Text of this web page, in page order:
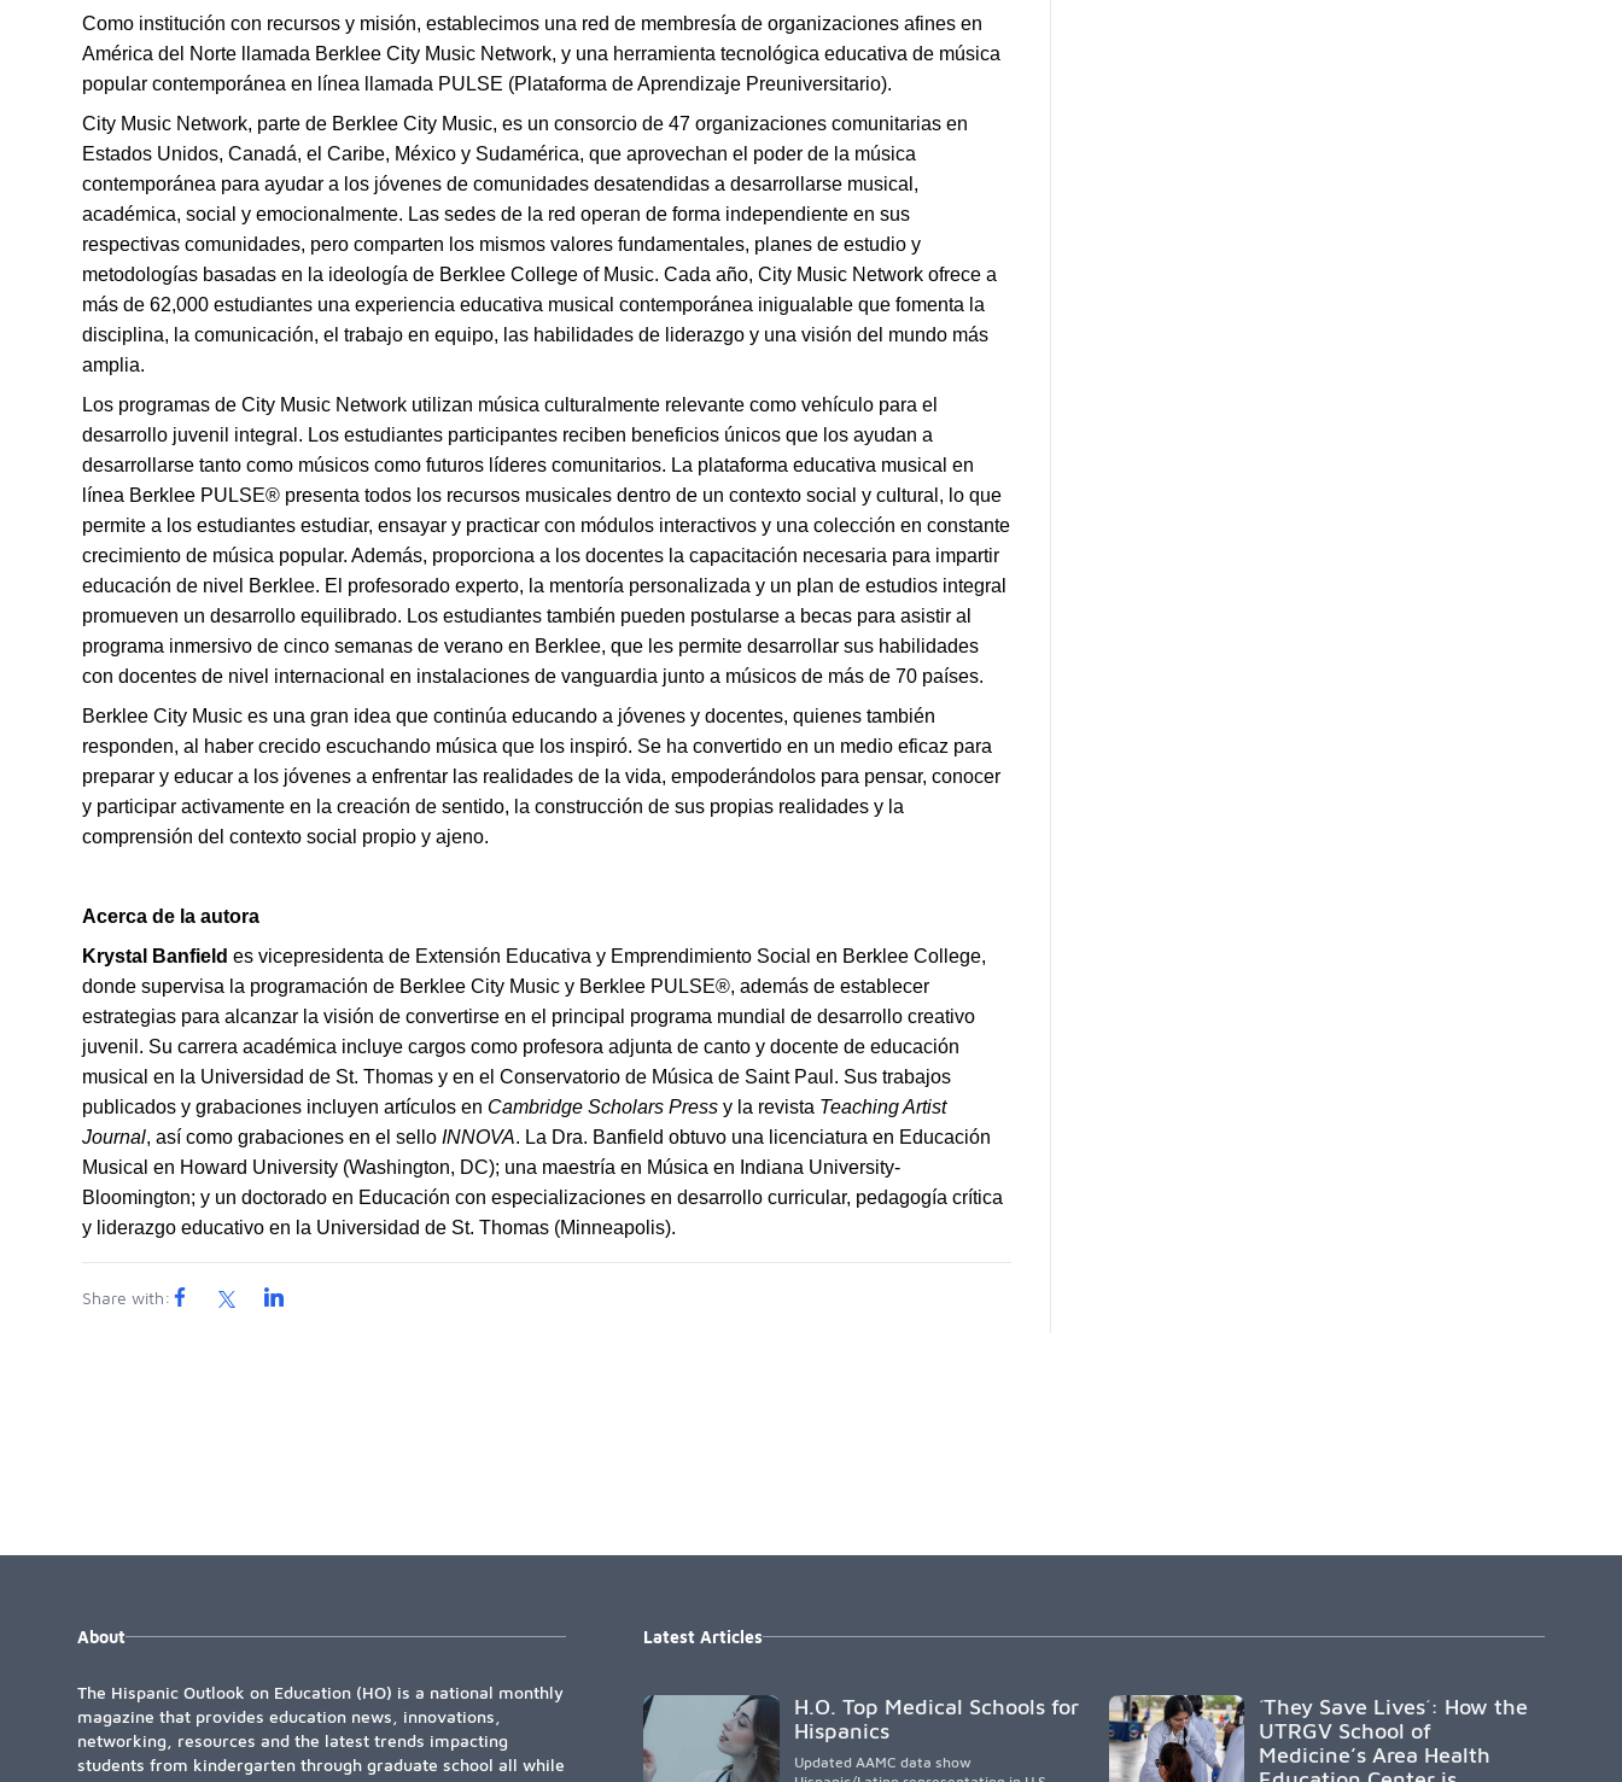
Como institución con recursos y misión, establecimos una red de membresía de organizaciones afines en
América del Norte llamada Berklee City Music Network, y una herramienta tecnológica educativa de música
popular contemporánea en línea llamada PULSE (Plataforma de Aprendizaje Preuniversitario).
City Music Network, parte de Berklee City Music, es un consorcio de 47 organizaciones comunitarias en
Estados Unidos, Canadá, el Caribe, México y Sudamérica, que aprovechan el poder de la música
contemporánea para ayudar a los jóvenes de comunidades desatendidas a desarrollarse musical,
académica, social y emocionalmente. Las sedes de la red operan de forma independiente en sus
respectivas comunidades, pero comparten los mismos valores fundamentales, planes de estudio y
metodologías basadas en la ideología de Berklee College of Music. Cada año, City Music Network ofrece a
más de 62,000 estudiantes una experiencia educativa musical contemporánea inigualable que fomenta la
disciplina, la comunicación, el trabajo en equipo, las habilidades de liderazgo y una visión del mundo más
amplia.
Los programas de City Music Network utilizan música culturalmente relevante como vehículo para el
desarrollo juvenil integral. Los estudiantes participantes reciben beneficios únicos que los ayudan a
desarrollarse tanto como músicos como futuros líderes comunitarios. La plataforma educativa musical en
línea Berklee PULSE® presenta todos los recursos musicales dentro de un contexto social y cultural, lo que
permite a los estudiantes estudiar, ensayar y practicar con módulos interactivos y una colección en constante
crecimiento de música popular. Además, proporciona a los docentes la capacitación necesaria para impartir
educación de nivel Berklee. El profesorado experto, la mentoría personalizada y un plan de estudios integral
promueven un desarrollo equilibrado. Los estudiantes también pueden postularse a becas para asistir al
programa inmersivo de cinco semanas de verano en Berklee, que les permite desarrollar sus habilidades
con docentes de nivel internacional en instalaciones de vanguardia junto a músicos de más de 70 países.
Berklee City Music es una gran idea que continúa educando a jóvenes y docentes, quienes también
responden, al haber crecido escuchando música que los inspiró. Se ha convertido en un medio eficaz para
preparar y educar a los jóvenes a enfrentar las realidades de la vida, empoderándolos para pensar, conocer
y participar activamente en la creación de sentido, la construcción de sus propias realidades y la
comprensión del contexto social propio y ajeno.
Acerca de la autora
Krystal Banfield es vicepresidenta de Extensión Educativa y Emprendimiento Social en Berklee College,
donde supervisa la programación de Berklee City Music y Berklee PULSE®, además de establecer
estrategias para alcanzar la visión de convertirse en el principal programa mundial de desarrollo creativo
juvenil. Su carrera académica incluye cargos como profesora adjunta de canto y docente de educación
musical en la Universidad de St. Thomas y en el Conservatorio de Música de Saint Paul. Sus trabajos
publicados y grabaciones incluyen artículos en Cambridge Scholars Press y la revista Teaching Artist
Journal, así como grabaciones en el sello INNOVA. La Dra. Banfield obtuvo una licenciatura en Educación
Musical en Howard University (Washington, DC); una maestría en Música en Indiana University-
Bloomington; y un doctorado en Educación con especializaciones en desarrollo curricular, pedagogía crítica
y liderazgo educativo en la Universidad de St. Thomas (Minneapolis).
Share with:
About
The Hispanic Outlook on Education (HO) is a national monthly
magazine that provides education news, innovations,
networking, resources and the latest trends impacting
students from kindergarten through graduate school all while
Latest Articles
H.O. Top Medical Schools for
Hispanics
Updated AAMC data show
´They Save Lives´: How the
UTRGV School of
Medicine’s Area Health